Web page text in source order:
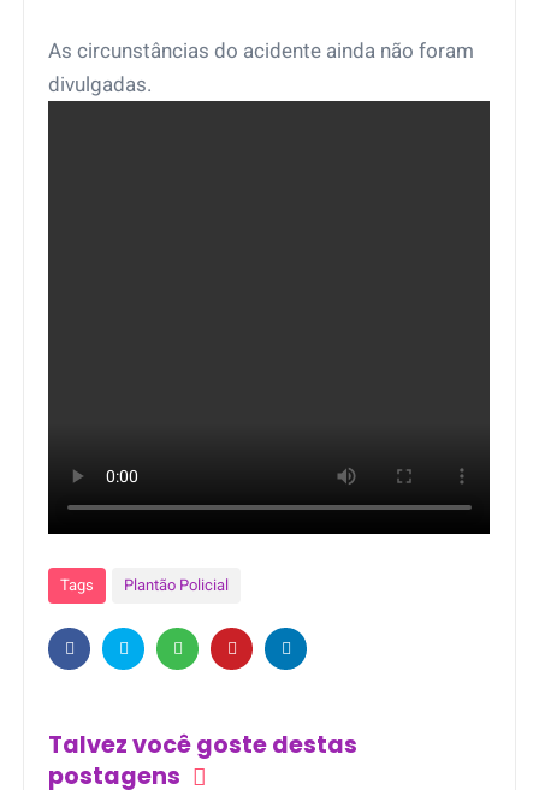
As circunstâncias do acidente ainda não foram
divulgadas.
Tags Plantão Policial
Talvez você goste destas
postagens